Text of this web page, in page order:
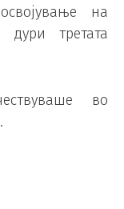
на
дури третата
во